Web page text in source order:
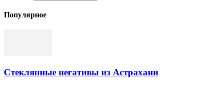
Популярное
Стеклянные негативы из Астрахани